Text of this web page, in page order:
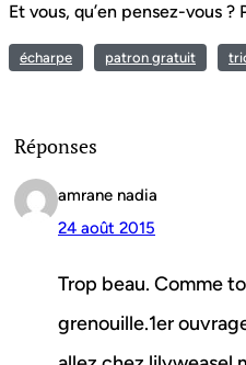
Et vous, qu’en pensez-vous
écharpe patron gratuit
Réponses
amrane nadia
24 août 2015
Trop beau. Comme
grenouille.1er